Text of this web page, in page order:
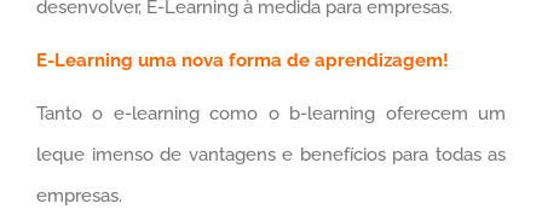
desenvolver, E-Learning à medida para empresas.
E-Learning uma nova forma de aprendizagem!
Tanto o e-learning como o b-learning oferecem um
leque imenso de vantagens e benefícios para todas as
empresas.